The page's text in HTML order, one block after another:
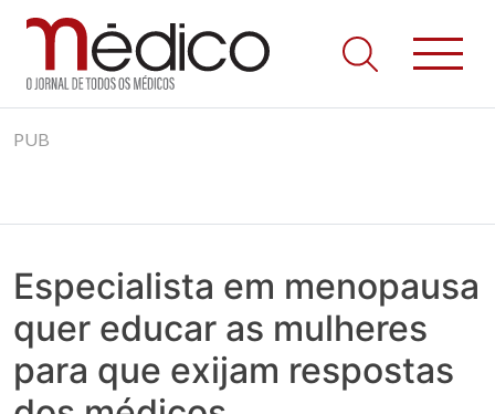
to
Jornal Médico
Médico – O Jornal de Todos os Médicos. Onde as notícias
realmente contam! Tudo o que se passa na Saúde!
PUB
Especialista em menopausa
quer educar as mulheres
para que exijam respostas